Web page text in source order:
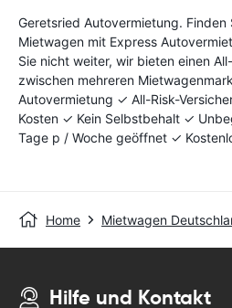
Geretsried Autovermietung. Finden
Mietwagen mit Express
Sie nicht weiter, wir bieten einen
zwischen mehreren
Autovermietung ✓ All-Risk-
Kosten ✓ Kein Selbstbehalt ✓
Tage p / Woche geöffnet ✓
Home Mietwagen
Hilfe und Kontakt